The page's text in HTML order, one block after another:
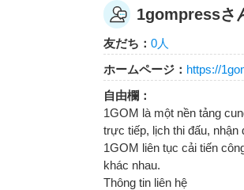
1gompressさ
友だち： 0人
ホームページ： https://
自由欄：
1GOM là một nền tảng
trực tiếp, lịch thi đấu,
1GOM liên tục cải tiến
khác nhau.
Thông tin liên hệ